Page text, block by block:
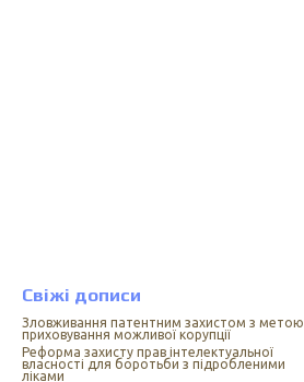
Свіжі дописи
Зловживання патентним захистом з метою
приховування можливої корупції
Реформа захисту прав інтелектуальної
власності для боротьби з підробленими
ліками